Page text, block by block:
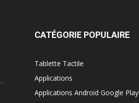
CATÉGORIE POPULAIRE
Tablette Tactile
Applications
Applications Android Google Play